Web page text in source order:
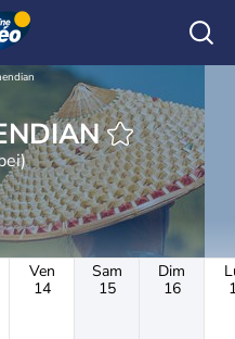
CHENDIAN
Ven
14
Sam
15
Dim
16